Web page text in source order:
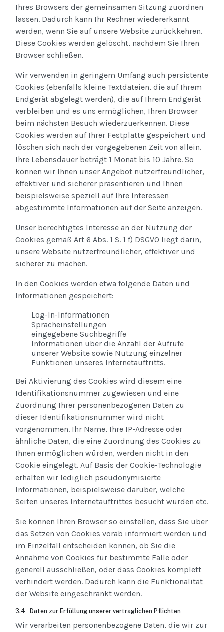
Ihres Browsers der gemeinsamen Sitzung zuordnen
lassen. Dadurch kann Ihr Rechner wiedererkannt
werden, wenn Sie auf unsere Website zurückkehren.
Diese Cookies werden gelöscht, nachdem Sie Ihren
Browser schließen.
Wir verwenden in geringem Umfang auch persistente
Cookies (ebenfalls kleine Textdateien, die auf Ihrem
Endgerät abgelegt werden), die auf Ihrem Endgerät
verbleiben und es uns ermöglichen, Ihren Browser
beim nächsten Besuch wiederzuerkennen. Diese
Cookies werden auf Ihrer Festplatte gespeichert und
löschen sich nach der vorgegebenen Zeit von allein.
Ihre Lebensdauer beträgt 1 Monat bis 10 Jahre. So
können wir Ihnen unser Angebot nutzerfreundlicher,
effektiver und sicherer präsentieren und Ihnen
beispielsweise speziell auf Ihre Interessen
abgestimmte Informationen auf der Seite anzeigen.
Unser berechtigtes Interesse an der Nutzung der
Cookies gemäß Art 6 Abs. 1 S. 1 f) DSGVO liegt darin,
unsere Website nutzerfreundlicher, effektiver und
sicherer zu machen.
In den Cookies werden etwa folgende Daten und
Informationen gespeichert:
Log-In-Informationen
Spracheinstellungen
eingegebene Suchbegriffe
Informationen über die Anzahl der Aufrufe
unserer Website sowie Nutzung einzelner
Funktionen unseres Internetauftritts.
Bei Aktivierung des Cookies wird diesem eine
Identifikationsnummer zugewiesen und eine
Zuordnung Ihrer personenbezogenen Daten zu
dieser Identifikationsnummer wird nicht
vorgenommen. Ihr Name, Ihre IP-Adresse oder
ähnliche Daten, die eine Zuordnung des Cookies zu
Ihnen ermöglichen würden, werden nicht in den
Cookie eingelegt. Auf Basis der Cookie-Technologie
erhalten wir lediglich pseudonymisierte
Informationen, beispielsweise darüber, welche
Seiten unseres Internetauftrittes besucht wurden etc.
Sie können Ihren Browser so einstellen, dass Sie über
das Setzen von Cookies vorab informiert werden und
im Einzelfall entscheiden können, ob Sie die
Annahme von Cookies für bestimmte Fälle oder
generell ausschließen, oder dass Cookies komplett
verhindert werden. Dadurch kann die Funktionalität
der Website eingeschränkt werden.
3.4 Daten zur Erfüllung unserer vertraglichen Pflichten
Wir verarbeiten personenbezogene Daten, die wir zur